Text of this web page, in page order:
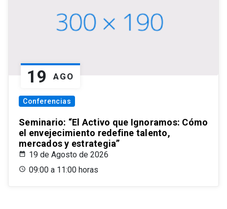
19 AGO
Conferencias
Seminario: “El Activo que Ignoramos: Cómo
el envejecimiento redefine talento,
mercados y estrategia”
19 de Agosto de 2026
09:00 a 11:00 horas